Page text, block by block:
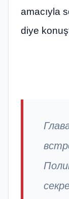
amacıyla
diye